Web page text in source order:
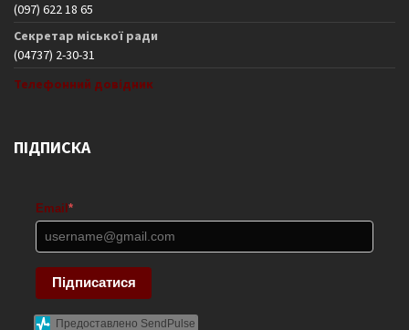
(097) 622 18 65
Секретар міської ради
(04737) 2-30-31
Телефонний довідник
ПІДПИСКА
Email *
Підписатися
Предоставлено SendPulse